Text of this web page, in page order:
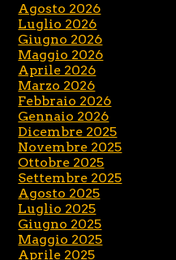
Agosto 2026
Luglio 2026
Giugno 2026
Maggio 2026
Aprile 2026
Marzo 2026
Febbraio 2026
Gennaio 2026
Dicembre 2025
Novembre 2025
Ottobre 2025
Settembre 2025
Agosto 2025
Luglio 2025
Giugno 2025
Maggio 2025
Aprile 2025